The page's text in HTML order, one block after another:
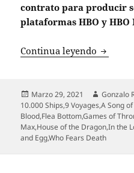
contrato para producir
plataformas HBO y HBO
Continua leyendo Autor
Publicado
el
Marzo 29, 2021 Autor
Gonzalo
10.000 Ships,9 Voyages,A Song
Blood,Flea Bottom,Games of
Max,House of the Dragon,In the
and Egg,Who Fears Death